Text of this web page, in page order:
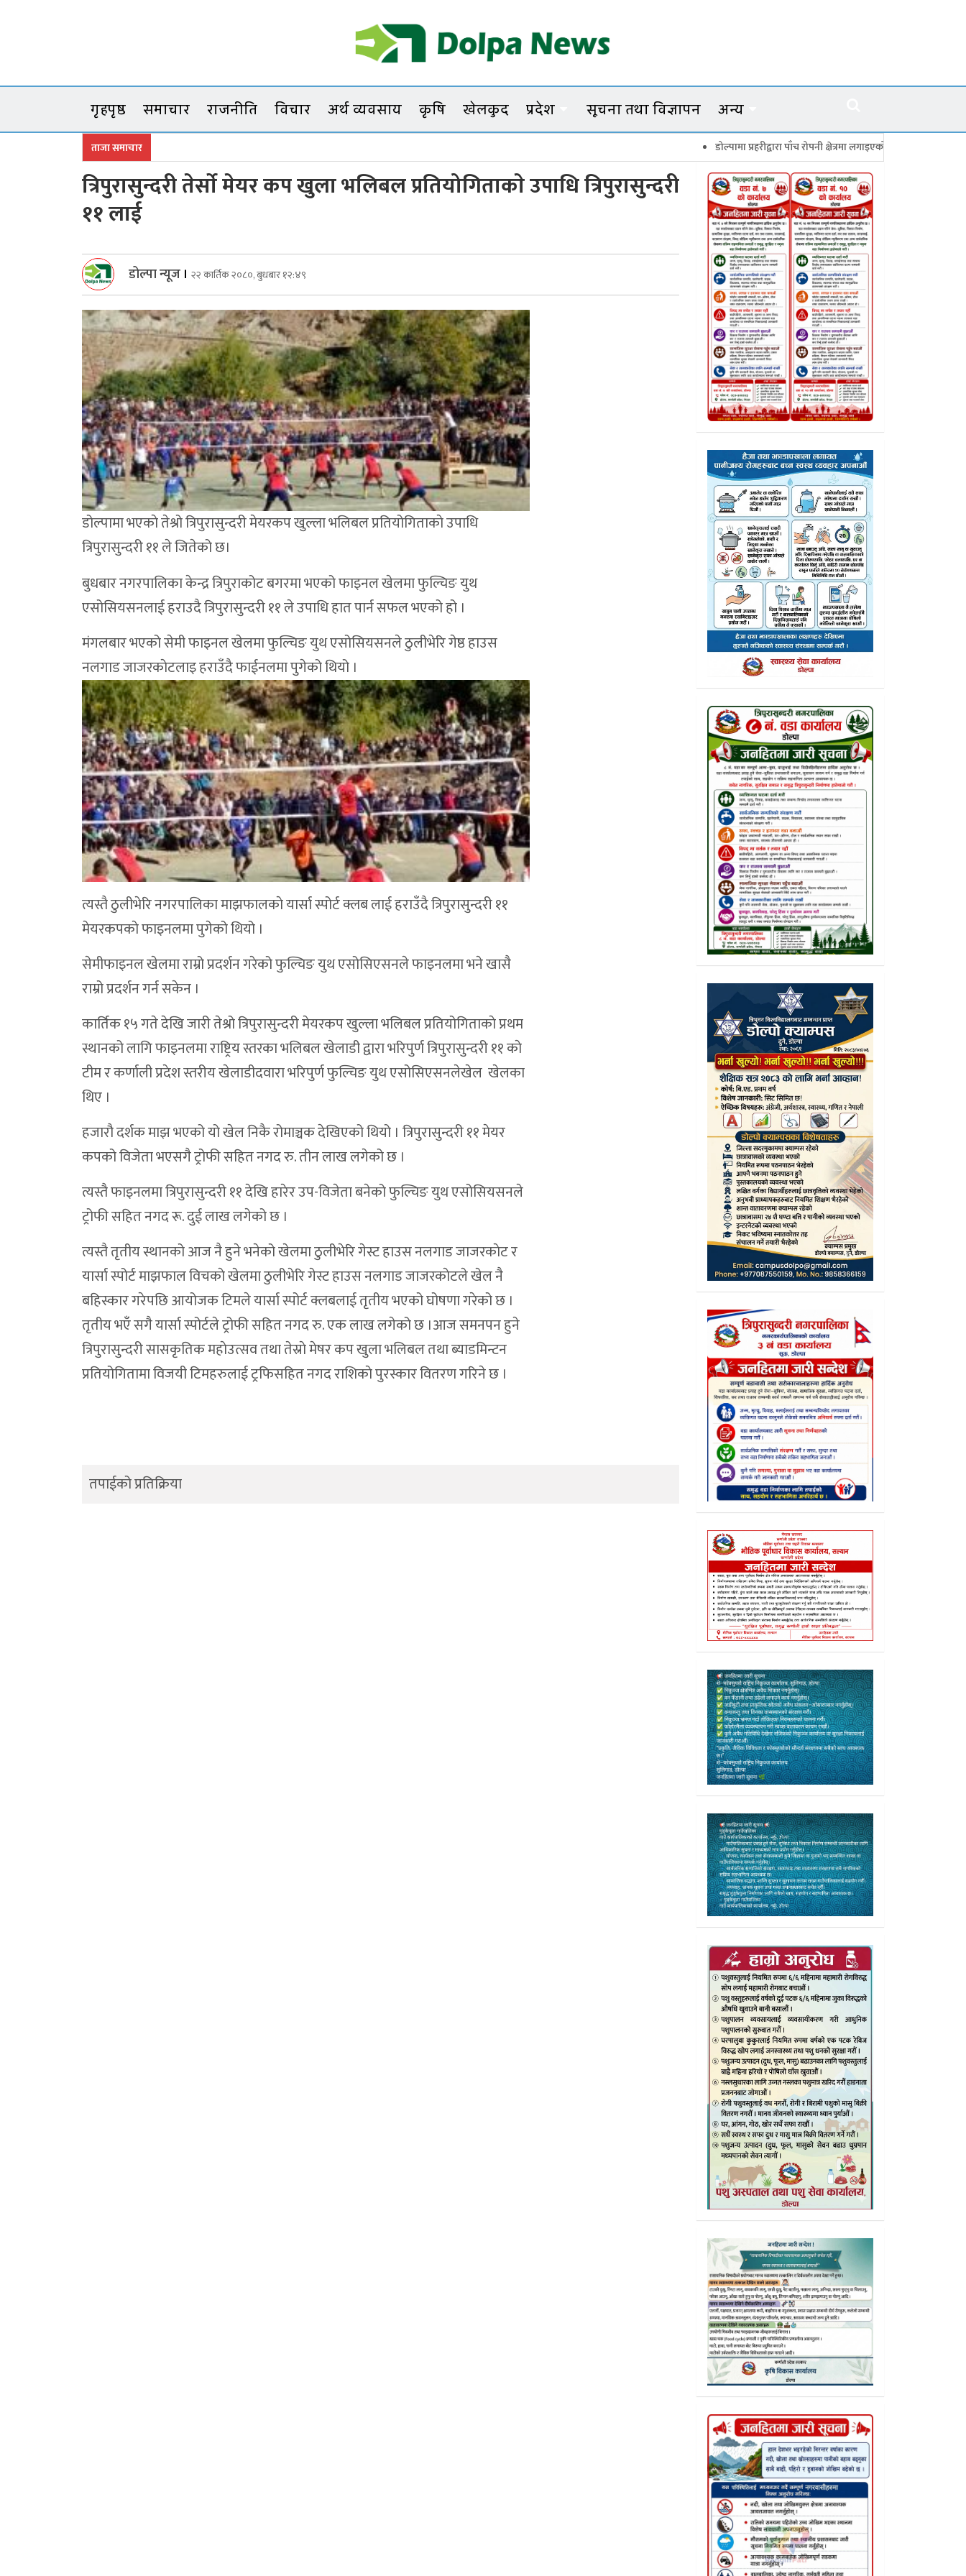
Dolpanews
गृहपृष्ठ समाचार राजनीति विचार अर्थ व्यवसाय कृषि खेलकुद प्रदेश सूचना तथा विज्ञापन अन्य
ताजा समाचार डोल्पामा प्रहरीद्वारा पाँच रोपनी क्षेत्रमा लगाइएको गाँजाका बोट नष्ट
त्रिपुरासुन्दरी तेर्साे मेयर कप खुला भलिबल प्रतियोगिताकाे उपाधि त्रिपुरासुन्दरी
११ लाई
डोल्पा न्यूज । २२ कार्तिक २०८०, बुधबार १२:४९
डोल्पामा भएकाे तेश्रो त्रिपुरासुन्दरी मेयरकप खुल्ला भलिबल प्रतियोगिताकाे उपाधि
त्रिपुरासुन्दरी ११ ले जितेको छ।
बुधबार नगरपालिका केन्द्र त्रिपुराकोट बगरमा भएको फाइनल खेलमा फुल्चिङ युथ
एसोसियसनलाई हराउदै त्रिपुरासुन्दरी ११ ले उपाधि हात पार्न सफल भएको हो ।
मंगलबार भएको सेमी फाइनल खेलमा फुल्चिङ युथ एसोसियसनले ठुलीभेरि गेष्ठ हाउस
नलगाड जाजरकाेटलाइ हराउँदै फाईनलमा पुगेको थियो ।
त्यस्तै ठुलीभेरि नगरपालिका माझफालकाे यार्सा स्पोर्ट क्लब लाई हराउँदै त्रिपुरासुन्दरी ११
मेयरकपकाे फाइनलमा पुगेको थियो ।
सेमीफाइनल खेलमा राम्रो प्रदर्शन गरेको फुल्चिङ युथ एसोसिएसनले फाइनलमा भने खासै
राम्रो प्रदर्शन गर्न सकेन ।
कार्तिक १५ गते देखि जारी तेश्रो त्रिपुरासुन्दरी मेयरकप खुल्ला भलिबल प्रतियोगिताकाे प्रथम
स्थानको लागि फाइनलमा राष्ट्रिय स्तरका भलिबल खेलाडी द्वारा भरिपुर्ण त्रिपुरासुन्दरी ११ काे
टीम र कर्णाली प्रदेश स्तरीय खेलाडीदवारा भरिपुर्ण फुल्चिङ युथ एसोसिएसनलेखेल खेलका
थिए ।
हजारौ दर्शक माझ भएको यो खेल निकै रोमाञ्चक देखिएको थियो । त्रिपुरासुन्दरी ११ मेयर
कपको विजेता भएसगै ट्रोफी सहित नगद रु. तीन लाख लगेको छ ।
त्यस्तै फाइनलमा त्रिपुरासुन्दरी ११ देखि हारेर उप-विजेता बनेको फुल्चिङ युथ एसोसियसनले
ट्रोफी सहित नगद रू. दुई लाख लगेको छ ।
त्यस्तै तृतीय स्थानको आज नै हुने भनेको खेलमा ठुलीभेरि गेस्ट हाउस नलगाड जाजरकाेट र
यार्सा स्पोर्ट माझफाल विचकाे खेलमा ठुलीभेरि गेस्ट हाउस नलगाड जाजरकाेटले खेल नै
बहिस्कार गरेपछि आयोजक टिमले यार्सा स्पोर्ट क्लबलाई तृतीय भएको घोषणा गरेको छ ।
तृतीय भएँ सगै यार्सा स्पोर्टले ट्रोफी सहित नगद रु. एक लाख लगेको छ ।आज समनपन हुने
त्रिपुरासुन्दरी सासकृतिक महाेउत्सव तथा तेस्राे मेषर कप खुला भलिबल तथा ब्याडमिन्टन
प्रतियोगितामा विजयी टिमहरुलाई ट्रफिसहित नगद राशिकाे पुरस्कार वितरण गरिने छ ।
तपाईको प्रतिक्रिया